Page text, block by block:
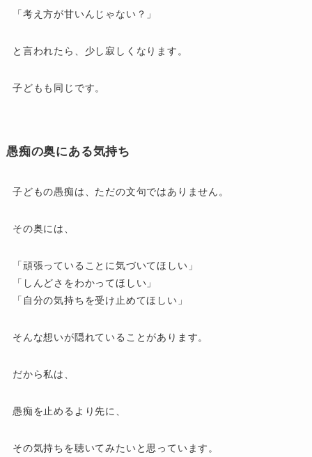
「考え方が甘いんじゃない？」
と言われたら、少し寂しくなります。
子どもも同じです。
愚痴の奥にある気持ち
子どもの愚痴は、ただの文句ではありません。
その奥には、
「頑張っていることに気づいてほしい」
「しんどさをわかってほしい」
「自分の気持ちを受け止めてほしい」
そんな想いが隠れていることがあります。
だから私は、
愚痴を止めるより先に、
その気持ちを聴いてみたいと思っています。